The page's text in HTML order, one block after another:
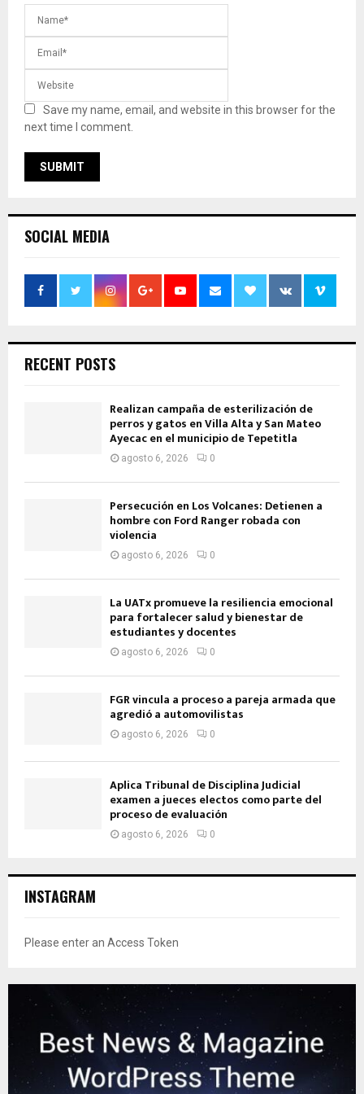
Save my name, email, and website in this browser for the
next time I comment.
SOCIAL MEDIA
RECENT POSTS
Realizan campaña de esterilización de
perros y gatos en Villa Alta y San Mateo
Ayecac en el municipio de Tepetitla
agosto 6, 2026 0
Persecución en Los Volcanes: Detienen a
hombre con Ford Ranger robada con
violencia
agosto 6, 2026 0
La UATx promueve la resiliencia emocional
para fortalecer salud y bienestar de
estudiantes y docentes
agosto 6, 2026 0
FGR vincula a proceso a pareja armada que
agredió a automovilistas
agosto 6, 2026 0
Aplica Tribunal de Disciplina Judicial
examen a jueces electos como parte del
proceso de evaluación
agosto 6, 2026 0
INSTAGRAM
Please enter an Access Token